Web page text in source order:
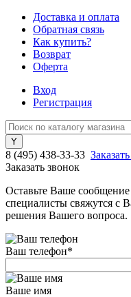
Доставка и оплата
Обратная связь
Как купить?
Возврат
Оферта
Вход
Регистрация
8 (495) 438-33-33
Заказать звонок
Оставьте Ваше
специалисты свяжутся с
решения Вашего вопроса.
Ваш телефон*
Ваше имя